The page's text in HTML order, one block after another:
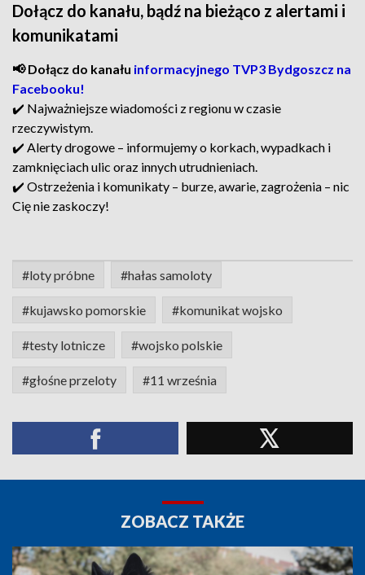
Dołącz do kanału, bądź na bieżąco z alertami i
komunikatami
📢 Dołącz do kanału informacyjnego TVP3 Bydgoszcz na
Facebooku!
✔️ Najważniejsze wiadomości z regionu w czasie
rzeczywistym.
✔️ Alerty drogowe – informujemy o korkach, wypadkach i
zamknięciach ulic oraz innych utrudnieniach.
✔️ Ostrzeżenia i komunikaty – burze, awarie, zagrożenia – nic
Cię nie zaskoczy!
#loty próbne #hałas samoloty
#kujawsko pomorskie #komunikat wojsko
#testy lotnicze #wojsko polskie
#głośne przeloty #11 września
ZOBACZ TAKŻE